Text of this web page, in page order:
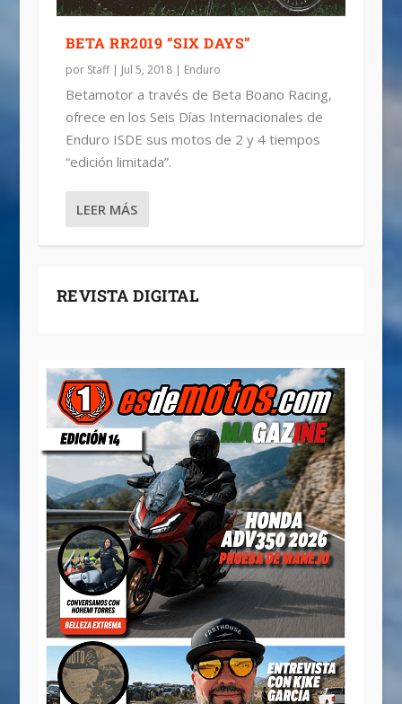
BETA RR2019 “SIX DAYS”
por Staff| Jul 5, 2018| Enduro
Betamotor a través de Beta Boano Racing,
ofrece en los Seis Días Internacionales de
Enduro ISDE sus motos de 2 y 4 tiempos
“edición limitada”.
LEER MÁS
REVISTA DIGITAL